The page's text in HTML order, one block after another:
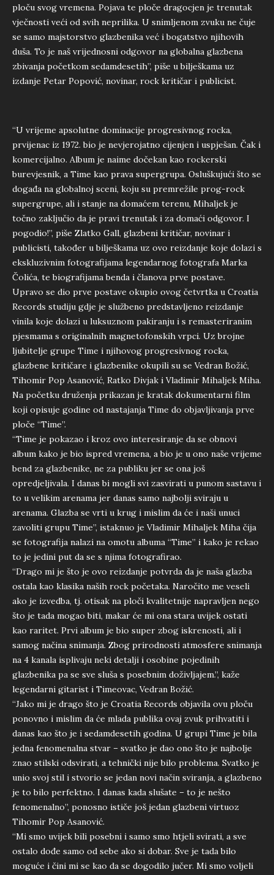
ploču svog vremena. Pojava te ploče dragocjen je trenutak
vječnosti veći od svih neprilika. U snimljenom zvuku ne čuje
se samo majstorstvo glazbenika već i bogatstvo njihovih
duša. To je naš vrijednosni odgovor na globalna glazbena
zbivanja početkom sedamdesetih”, piše u bilješkama uz
izdanje Petar Popović, novinar, rock kritičar i publicist.
“U vrijeme apsolutne dominacije progresivnog rocka,
prvijenac iz 1972. bio je nevjerojatno cijenjen i uspješan. Čak i
komercijalno. Album je naime dočekan kao rockerski
burevjesnik, a Time kao prava supergrupa. Osluškujući što se
događa na globalnoj sceni, koju su premrežile prog-rock
supergrupe, ali i stanje na domaćem terenu, Mihaljek je
točno zaključio da je pravi trenutak i za domaći odgovor. I
pogodio!”, piše Zlatko Gall, glazbeni kritičar, novinar i
publicisti, također u bilješkama uz ovo reizdanje koje dolazi s
ekskluzivnim fotografijama legendarnog fotografa Marka
Čolića, te biografijama benda i članova prve postave.
Upravo se dio prve postave okupio ovog četvrtka u Croatia
Records studiju gdje je službeno predstavljeno reizdanje
vinila koje dolazi u luksuznom pakiranju i s remasteriranim
pjesmama s originalnih magnetofonskih vrpci. Uz brojne
ljubitelje grupe Time i njihovog progresivnog rocka,
glazbene kritičare i glazbenike okupili su se Vedran Božić,
Tihomir Pop Asanović, Ratko Divjak i Vladimir Mihaljek Miha.
Na početku druženja prikazan je kratak dokumentarni film
koji opisuje godine od nastajanja Time do objavljivanja prve
ploče “Time”.
“Time je pokazao i kroz ovo interesiranje da se obnovi
album kako je bio ispred vremena, a bio je u ono naše vrijeme
bend za glazbenike, ne za publiku jer se ona još
opredjeljivala. I danas bi mogli svi zasvirati u punom sastavu i
to u velikim arenama jer danas samo najbolji sviraju u
arenama. Glazba se vrti u krug i mislim da će i naši unuci
zavoliti grupu Time”, istaknuo je Vladimir Mihaljek Miha čija
se fotografija nalazi na omotu albuma “Time” i kako je rekao
to je jedini put da se s njima fotografirao.
“Drago mi je što je ovo reizdanje potvrda da je naša glazba
ostala kao klasika naših rock početaka. Naročito me veseli
ako je izvedba, tj. otisak na ploči kvalitetnije napravljen nego
što je tada mogao biti, makar će mi ona stara uvijek ostati
kao raritet. Prvi album je bio super zbog iskrenosti, ali i
samog načina snimanja. Zbog prirodnosti atmosfere snimanja
na 4 kanala isplivaju neki detalji i osobine pojedinih
glazbenika pa se sve sluša s posebnim doživljajem.”, kaže
legendarni gitarist i Timeovac, Vedran Božić.
“Jako mi je drago što je Croatia Records objavila ovu ploču
ponovno i mislim da će mlada publika ovaj zvuk prihvatiti i
danas kao što je i sedamdesetih godina. U grupi Time je bila
jedna fenomenalna stvar – svatko je dao ono što je najbolje
znao stilski odsvirati, a tehnički nije bilo problema. Svatko je
unio svoj stil i stvorio se jedan novi način sviranja, a glazbeno
je to bilo perfektno. I danas kada slušate – to je nešto
fenomenalno”, ponosno ističe još jedan glazbeni virtuoz
Tihomir Pop Asanović.
“Mi smo uvijek bili posebni i samo smo htjeli svirati, a sve
ostalo dođe samo od sebe ako si dobar. Sve je tada bilo
moguće i čini mi se kao da se dogodilo jučer. Mi smo voljeli